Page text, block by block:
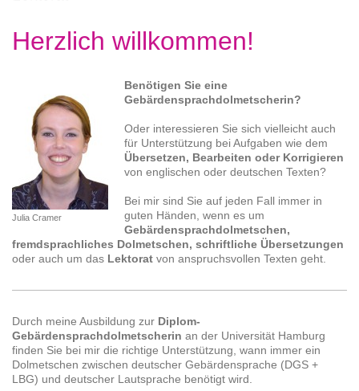
Herzlich willkommen!
Julia Cramer
Benötigen Sie eine
Gebärdensprachdolmetscherin?
Oder interessieren Sie sich vielleicht auch
für Unterstützung bei Aufgaben wie dem
Übersetzen, Bearbeiten oder Korrigieren
von englischen oder deutschen Texten?
Bei mir sind Sie auf jeden Fall immer in
guten Händen, wenn es um
Gebärdensprachdolmetschen,
fremdsprachliches Dolmetschen, schriftliche Übersetzungen
oder auch um das Lektorat von anspruchsvollen Texten geht.
Durch meine Ausbildung zur Diplom-
Gebärdensprachdolmetscherin an der Universität Hamburg
finden Sie bei mir die richtige Unterstützung, wann immer ein
Dolmetschen zwischen deutscher Gebärdensprache (DGS +
LBG) und deutscher Lautsprache benötigt wird.